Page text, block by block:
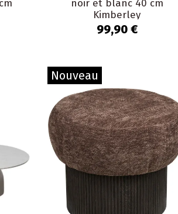
noir et blanc 40 cm
Kimberley
99,90 €
Nouveau